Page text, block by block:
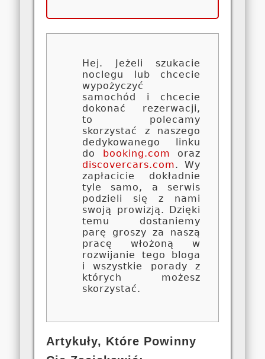
Hej. Jeżeli szukacie
noclegu lub chcecie
wypożyczyć
samochód i chcecie
dokonać rezerwacji,
to polecamy
skorzystać z naszego
dedykowanego linku
do booking.com oraz
discovercars.com. Wy
zapłacicie dokładnie
tyle samo, a serwis
podzieli się z nami
swoją prowizją. Dzięki
temu dostaniemy
parę groszy za naszą
pracę włożoną w
rozwijanie tego bloga
i wszystkie porady z
których możesz
skorzystać.
Artykuły, Które Powinny